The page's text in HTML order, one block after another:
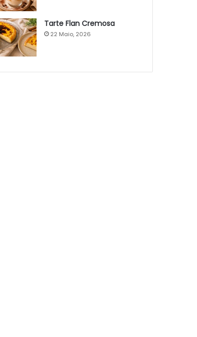
Tarte Flan Cremosa
22 Maio, 2026